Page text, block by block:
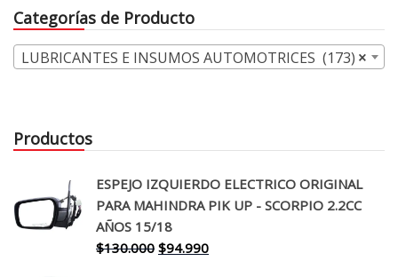
Categorías de Producto
×
LUBRICANTES E INSUMOS AUTOMOTRICES (173)
Productos
ESPEJO IZQUIERDO ELECTRICO ORIGINAL
PARA MAHINDRA PIK UP - SCORPIO 2.2CC
AÑOS 15/18
$130.000 El
$94.990El